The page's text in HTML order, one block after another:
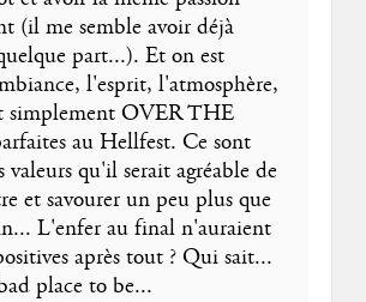
(il me semble avoir déjà
part...). Et on est
l'esprit, l'atmosphère,
simplement OVER THE
au Hellfest. Ce sont
valeurs qu'il serait agréable de
et savourer un peu plus que
L'enfer au final n'auraient
après tout ? Qui sait...
place to be...